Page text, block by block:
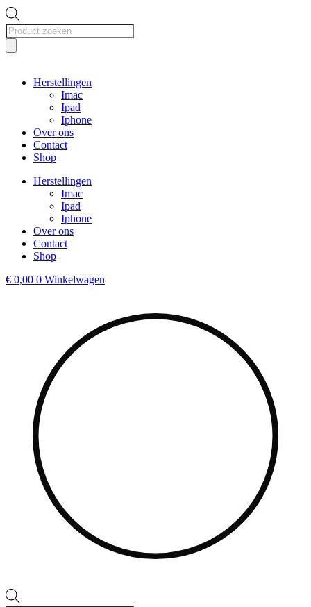
Producten
zoeken
Herstellingen
Imac
Ipad
Iphone
Over ons
Contact
Shop
Herstellingen
Imac
Ipad
Iphone
Over ons
Contact
Shop
€ 0,00 0 Winkelwagen